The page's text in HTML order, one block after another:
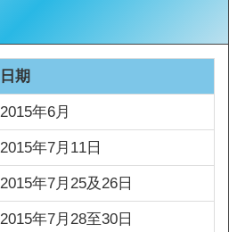
日期
2015年6月
2015年7月11日
2015年7月25及26日
2015年7月28至30日